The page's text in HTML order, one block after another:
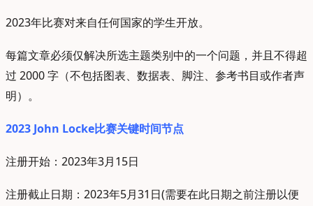
2023年比赛对来自任何国家的学生开放。
每篇文章必须仅解决所选主题类别中的一个问题，并且不得超
过 2000 字（不包括图表、数据表、脚注、参考书目或作者声
明）。
2023 John Locke比赛关键时间节点
注册开始：2023年3月15日
注册截止日期：2023年5月31日(需要在此日期之前注册以便